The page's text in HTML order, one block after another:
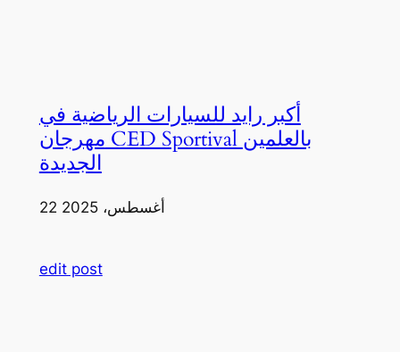
أكبر رايد للسيارات الرياضية في
مهرجان CED Sportival بالعلمين
الجديدة
22 أغسطس، 2025
edit post